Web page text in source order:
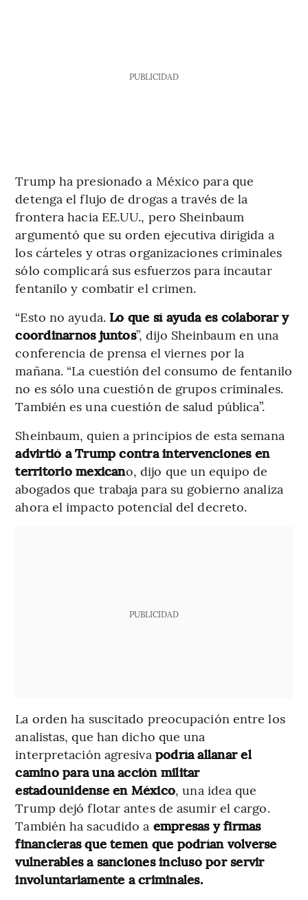
PUBLICIDAD
Trump ha presionado a México para que
detenga el flujo de drogas a través de la
frontera hacia EE.UU., pero Sheinbaum
argumentó que su orden ejecutiva dirigida a
los cárteles y otras organizaciones criminales
sólo complicará sus esfuerzos para incautar
fentanilo y combatir el crimen.
“Esto no ayuda.Lo que sí ayuda es colaborar y
coordinarnos juntos”, dijo Sheinbaum en una
conferencia de prensa el viernes por la
mañana. “La cuestión del consumo de fentanilo
no es sólo una cuestión de grupos criminales.
También es una cuestión de salud pública”.
Sheinbaum, quien a principios de esta semana
advirtió a Trump contra intervenciones en
territorio mexicano, dijo que un equipo de
abogados que trabaja para su gobierno analiza
ahora el impacto potencial del decreto.
PUBLICIDAD
La orden ha suscitado preocupación entre los
analistas, que han dicho que una
interpretación agresiva podría allanar el
camino para una acción militar
estadounidense en México, una idea que
Trump dejó flotar antes de asumir el cargo.
También ha sacudido a empresas y firmas
financieras que temen que podrían volverse
vulnerables a sanciones incluso por servir
involuntariamente a criminales.